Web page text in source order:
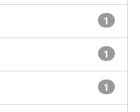
1
1
1